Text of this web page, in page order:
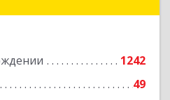
1242
49